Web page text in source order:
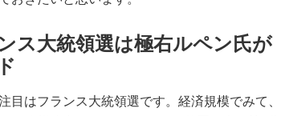
ス大統領選は極右ルペン氏が
目はフランス大統領選です。経済規模でみて、